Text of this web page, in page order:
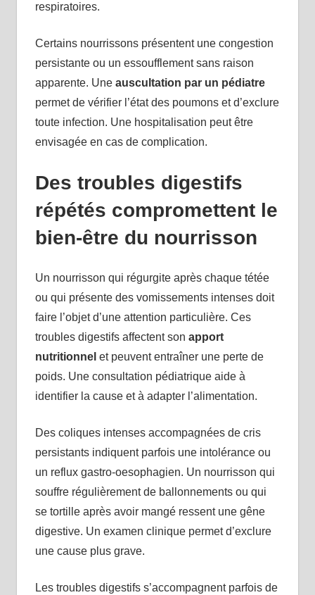
respiratoires.
Certains nourrissons présentent une congestion
persistante ou un essoufflement sans raison
apparente. Une auscultation par un pédiatre
permet de vérifier l’état des poumons et d’exclure
toute infection. Une hospitalisation peut être
envisagée en cas de complication.
Des troubles digestifs
répétés compromettent le
bien-être du nourrisson
Un nourrisson qui régurgite après chaque tétée
ou qui présente des vomissements intenses doit
faire l’objet d’une attention particulière. Ces
troubles digestifs affectent son apport
nutritionnel et peuvent entraîner une perte de
poids. Une consultation pédiatrique aide à
identifier la cause et à adapter l’alimentation.
Des coliques intenses accompagnées de cris
persistants indiquent parfois une intolérance ou
un reflux gastro-oesophagien. Un nourrisson qui
souffre régulièrement de ballonnements ou qui
se tortille après avoir mangé ressent une gêne
digestive. Un examen clinique permet d’exclure
une cause plus grave.
Les troubles digestifs s’accompagnent parfois de